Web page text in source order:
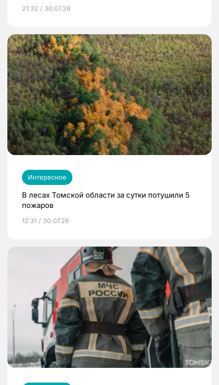
21:32 / 30.07.26
Интересное
В лесах Томской области за сутки потушили 5
пожаров
12:31 / 30.07.26